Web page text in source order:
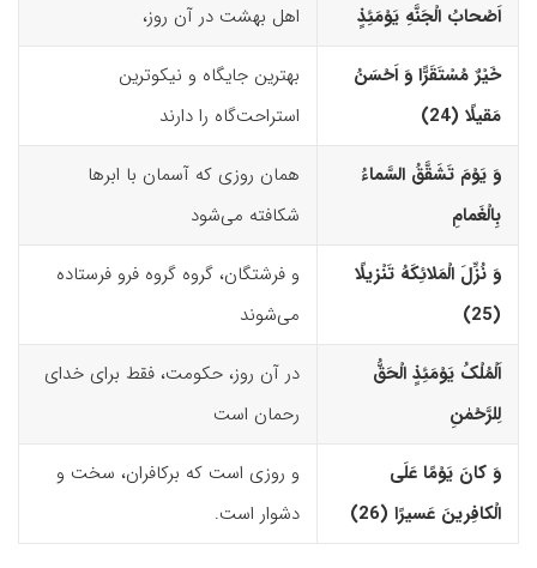
اَصْحابُ الْجَنَّهِ یَوْمَئِذٍ اهل بهشت در آن روز،
خَیْرٌ مُسْتَقَرًّا وَ اَحْسَنُ
مَقیلًا (24)‏
بهترین جایگاه و نیکوترین
استراحت‌گاه را دارند
وَ یَوْمَ تَشَقَّقُ السَّماءُ
بِالْغَمامِ
همان روزی که آسمان با ابرها
شکافته می‌شود
وَ نُزِّلَ الْمَلائِکَهُ تَنْزیلًا
(25)‏
و فرشتگان، گروه گروه فرو فرستاده
می‌شوند
اَلْمُلْکُ یَوْمَئِذٍ الْحَقُّ
لِلرَّحْمٰنِ
در آن روز، حکومت، فقط برای خدای
رحمان است
وَ کانَ یَوْمًا عَلَى
الْکافِرینَ عَسیرًا (26)‏
و روزی است که برکافران، سخت و
دشوار است.